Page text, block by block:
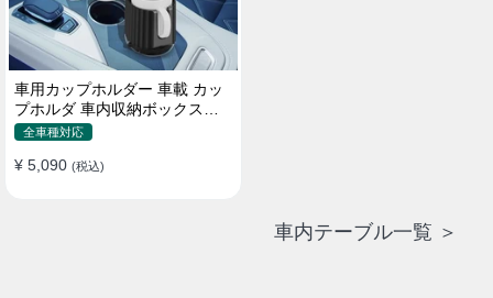
車用カップホルダー 車載 カッ
プホルダ 車内収納ボックス車
載テーブル スマホ置き 調整可
止め 小物置き 多機能 使い勝手
全車種対応
¥ 5,090 (税込)
車内テーブル一覧 ＞